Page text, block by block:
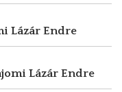
Lázár Endre
Lázár Endre